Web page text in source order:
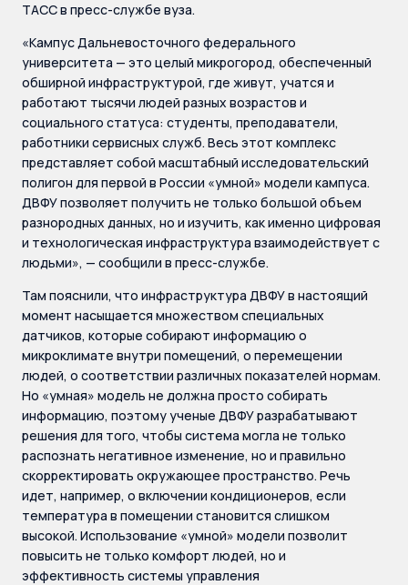
ТАСС в пресс-службе вуза.
«Кампус Дальневосточного федерального
университета — это целый микрогород, обеспеченный
обширной инфраструктурой, где живут, учатся и
работают тысячи людей разных возрастов и
социального статуса: студенты, преподаватели,
работники сервисных служб. Весь этот комплекс
представляет собой масштабный исследовательский
полигон для первой в России «умной» модели кампуса.
ДВФУ позволяет получить не только большой объем
разнородных данных, но и изучить, как именно цифровая
и технологическая инфраструктура взаимодействует с
людьми», — сообщили в пресс-службе.
Там пояснили, что инфраструктура ДВФУ в настоящий
момент насыщается множеством специальных
датчиков, которые собирают информацию о
микроклимате внутри помещений, о перемещении
людей, о соответствии различных показателей нормам.
Но «умная» модель не должна просто собирать
информацию, поэтому ученые ДВФУ разрабатывают
решения для того, чтобы система могла не только
распознать негативное изменение, но и правильно
скорректировать окружающее пространство. Речь
идет, например, о включении кондиционеров, если
температура в помещении становится слишком
высокой. Использование «умной» модели позволит
повысить не только комфорт людей, но и
эффективность системы управления